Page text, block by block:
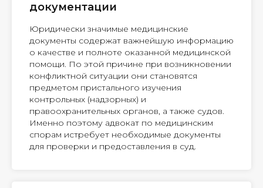
документации
Юридически значимые медицинские
документы содержат важнейшую информацию
о качестве и полноте оказанной медицинской
помощи. По этой причине при возникновении
конфликтной ситуации они становятся
предметом пристального изучения
контрольных (надзорных) и
правоохранительных органов, а также судов.
Именно поэтому адвокат по медицинским
спорам истребует необходимые документы
для проверки и предоставления в суд.